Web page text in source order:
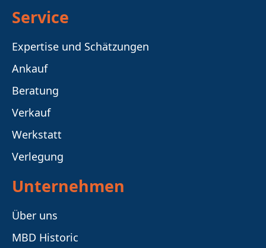
Service
Expertise und Schätzungen
Ankauf
Beratung
Verkauf
Werkstatt
Verlegung
Unternehmen
Über uns
MBD Historic